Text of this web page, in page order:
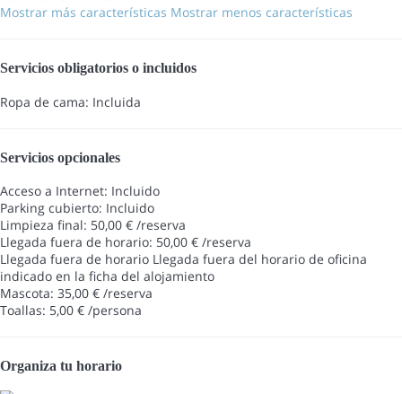
Mostrar más características Mostrar menos características
Servicios obligatorios o incluidos
Ropa de cama: Incluida
Servicios opcionales
Acceso a Internet: Incluido
Parking cubierto: Incluido
Limpieza final: 50,00 € /reserva
Llegada fuera de horario: 50,00 € /reserva
Llegada fuera de horario Llegada fuera del horario de oficina
indicado en la ficha del alojamiento
Mascota: 35,00 € /reserva
Toallas: 5,00 € /persona
Organiza tu horario